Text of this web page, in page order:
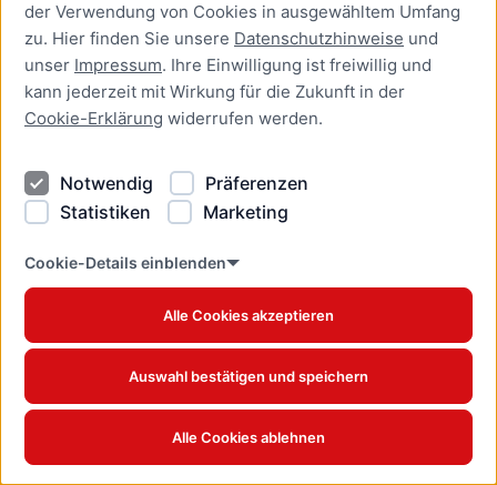
der Verwendung von Cookies in ausgewähltem Umfang
zu. Hier finden Sie unsere Datenschutzhinweise und
unser Impressum. Ihre Einwilligung ist freiwillig und
kann jederzeit mit Wirkung für die Zukunft in der
Cookie-Erklärung widerrufen werden.
Notwendig
Präferenzen
Statistiken
Marketing
Cookie-Details einblenden
Alle Cookies akzeptieren
Auswahl bestätigen und speichern
Alle Cookies ablehnen
Aufenthaltserlaubnis zur
bedingten Zulassung zum
Studium oder zum
Teilzeitstudium beantragen
Online-Dienst
Aufenthaltserlaubnis zur
Beschäftigung als Fachkraft
mit akademischer
Ausbildung beantragen
Aufenthaltserlaubnis zur
betrieblichen Aus- und
Weiterbildung verlängern
Online-Dienst
Aufenthaltserlaubnis zur